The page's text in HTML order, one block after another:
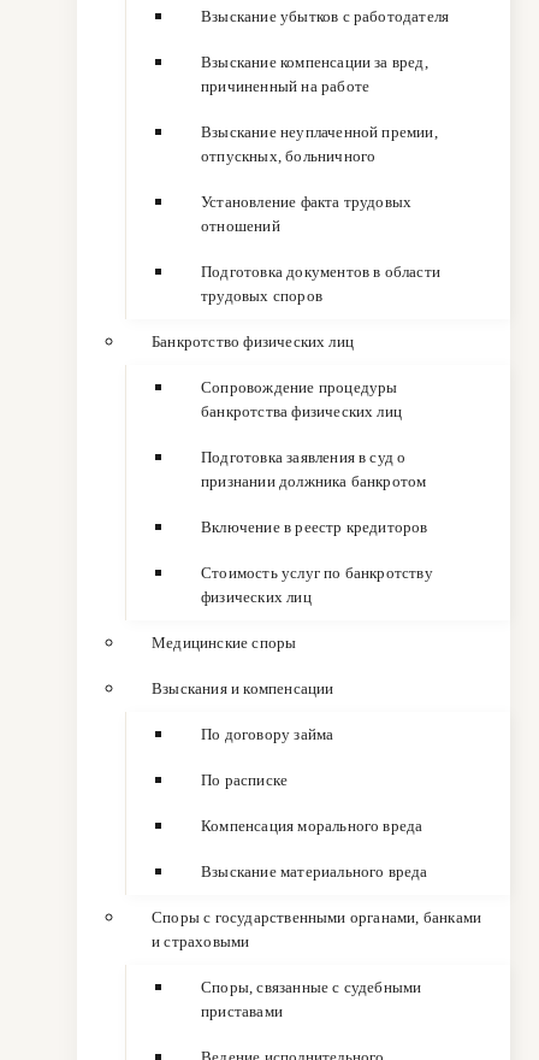
Взыскание убытков с работодателя
Взыскание компенсации за вред,
причиненный на работе
Взыскание неуплаченной премии,
отпускных, больничного
Установление факта трудовых
отношений
Подготовка документов в области
трудовых споров
Банкротство физических лиц
Сопровождение процедуры
банкротства физических лиц
Подготовка заявления в суд о
признании должника банкротом
Включение в реестр кредиторов
Стоимость услуг по банкротству
физических лиц
Медицинские споры
Взыскания и компенсации
По договору займа
По расписке
Компенсация морального вреда
Взыскание материального вреда
Споры с государственными органами, банками
и страховыми
Споры, связанные с судебными
приставами